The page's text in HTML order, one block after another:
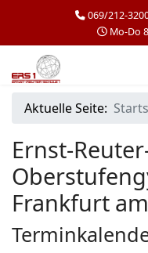
069/212-
Mo-Do
Aktuelle Seite:
Ernst-
Frankfurt